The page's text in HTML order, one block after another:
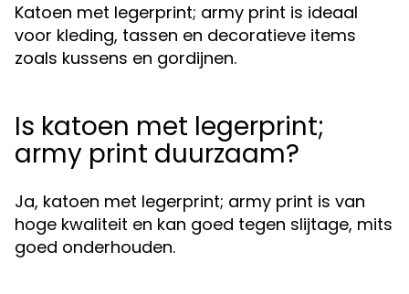
Katoen met legerprint; army print is ideaal
voor kleding, tassen en decoratieve items
zoals kussens en gordijnen.
Is katoen met legerprint;
army print duurzaam?
Ja, katoen met legerprint; army print is van
hoge kwaliteit en kan goed tegen slijtage, mits
goed onderhouden.